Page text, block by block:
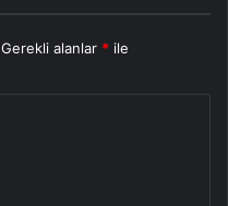
Gerekli alanlar * ile